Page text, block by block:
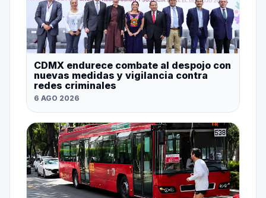
CDMX endurece combate al despojo con
nuevas medidas y vigilancia contra
redes criminales
6 AGO 2026